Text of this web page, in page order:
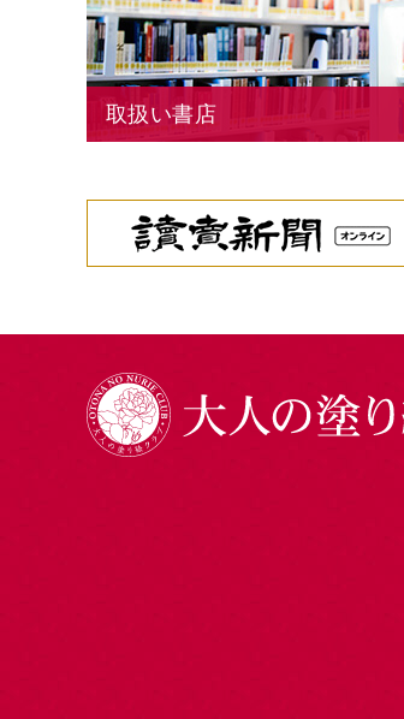
取扱い書店